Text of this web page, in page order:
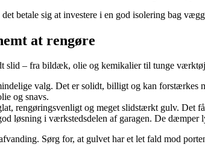
betale sig at investere i en god isolering bag
at rengøre
slid – fra bildæk, olie og kemikalier til tunge
valg. Det er solidt, billigt og kan forstærkes
og snavs.
rengøringsvenligt og meget slidstærkt gulv. Det
løsning i værkstedsdelen af garagen. De dæmper
Sørg for, at gulvet har et let fald mod